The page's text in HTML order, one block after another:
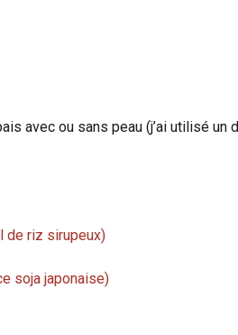
avec ou sans peau (j’ai utilisé un
de riz sirupeux)
soja japonaise)